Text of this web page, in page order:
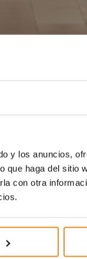
y los anuncios,
que haga del sitio
con otra